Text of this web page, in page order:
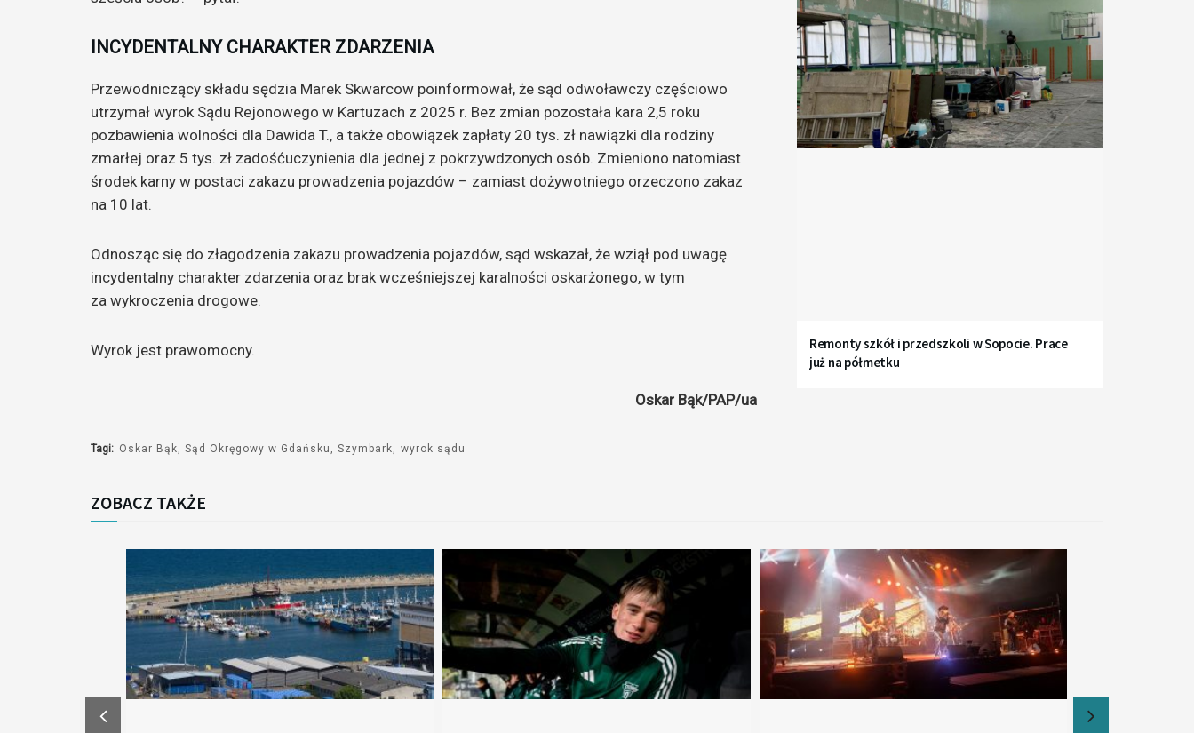
INCYDENTALNY CHARAKTER ZDARZENIA
Przewodniczący składu sędzia Marek Skwarcow poinformował, że sąd odwoławczy częściowo
utrzymał wyrok Sądu Rejonowego w Kartuzach z 2025 r. Bez zmian pozostała kara 2,5 roku
pozbawienia wolności dla Dawida T., a także obowiązek zapłaty 20 tys. zł nawiązki dla rodziny
zmarłej oraz 5 tys. zł zadośćuczynienia dla jednej z pokrzywdzonych osób. Zmieniono natomiast
środek karny w postaci zakazu prowadzenia pojazdów – zamiast dożywotniego orzeczono zakaz
na 10 lat.
Odnosząc się do złagodzenia zakazu prowadzenia pojazdów, sąd wskazał, że wziął pod uwagę
incydentalny charakter zdarzenia oraz brak wcześniejszej karalności oskarżonego, w tym
za wykroczenia drogowe.
Wyrok jest prawomocny.
Oskar Bąk/PAP/ua
Tagi: Oskar Bąk Sąd Okręgowy w Gdańsku Szymbark wyrok sądu
Remonty szkół i przedszkoli w Sopocie. Prace
już na półmetku
ZOBACZ TAKŻE